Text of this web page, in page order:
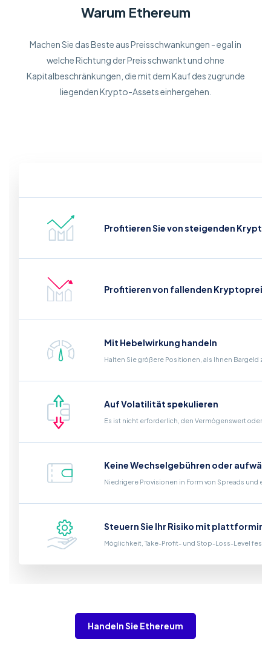
Warum Ethereum
Machen Sie das Beste aus Preisschwankungen - egal in
welche Richtung der Preis schwankt und ohne
Kapitalbeschränkungen, die mit dem Kauf des zugrunde
liegenden Krypto-Assets einhergehen.
Profitieren Sie von steigenden
Profitieren von fallenden
Mit Hebelwirkung handeln
Halten Sie größere Positionen, als Ihnen Bargeld
Auf Volatilität spekulieren
Es ist nicht erforderlich, den Vermögenswert oder
Keine Wechselgebühren oder
Niedrigere Provisionen in Form von Spreads und
Steuern Sie Ihr Risiko mit
Möglichkeit, Take-Profit- und Stop-Loss-Level
Handeln Sie Ethereum